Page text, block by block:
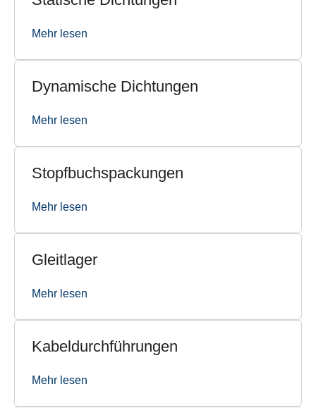
Mehr lesen
Dynamische Dichtungen
Mehr lesen
Stopfbuchspackungen
Mehr lesen
Gleitlager
Mehr lesen
Kabeldurchführungen
Mehr lesen